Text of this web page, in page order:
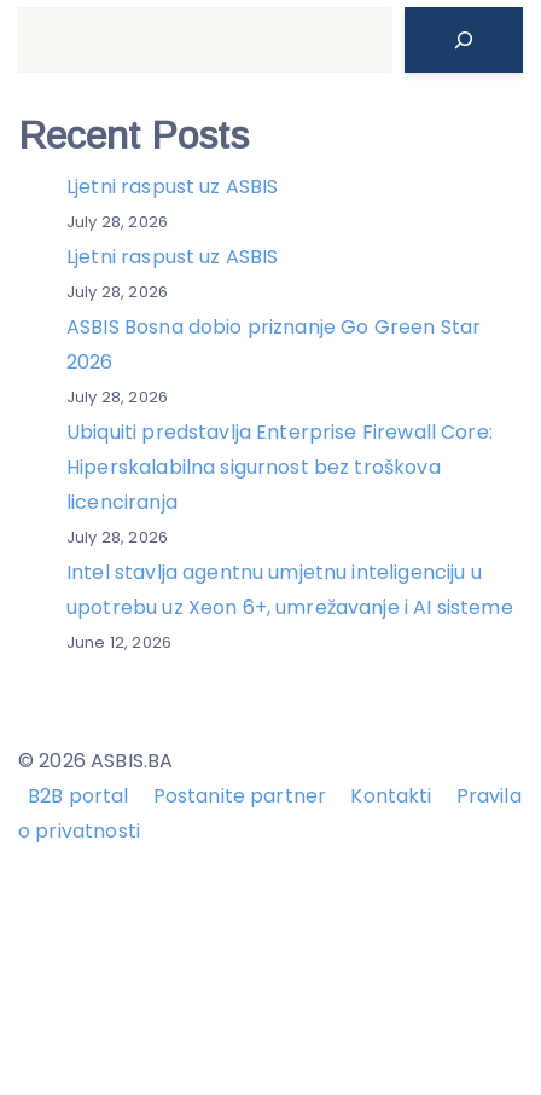
Recent Posts
Ljetni raspust uz ASBIS
July 28, 2026
Ljetni raspust uz ASBIS
July 28, 2026
ASBIS Bosna dobio priznanje Go Green Star
2026
July 28, 2026
Ubiquiti predstavlja Enterprise Firewall Core:
Hiperskalabilna sigurnost bez troškova
licenciranja
July 28, 2026
Intel stavlja agentnu umjetnu inteligenciju u
upotrebu uz Xeon 6+, umrežavanje i AI sisteme
June 12, 2026
© 2026 ASBIS.BA
B2B portal
Postanite partner Kontakti
Pravila
o privatnosti